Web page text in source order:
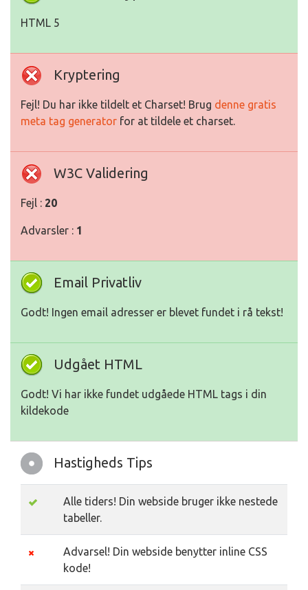
HTML 5
Kryptering
Fejl! Du har ikke tildelt et Charset! Brug denne gratis
meta tag generator for at tildele et charset.
W3C Validering
Fejl : 20
Advarsler : 1
Email Privatliv
Godt! Ingen email adresser er blevet fundet i rå tekst!
Udgået HTML
Godt! Vi har ikke fundet udgåede HTML tags i din
kildekode
Hastigheds Tips
Alle tiders! Din webside bruger ikke nestede
tabeller.
Advarsel! Din webside benytter inline CSS
kode!